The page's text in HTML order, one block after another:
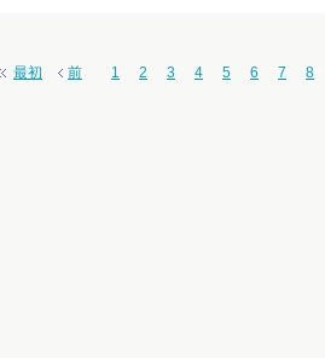
最初 前 1 2 3 4 5 6 7 8